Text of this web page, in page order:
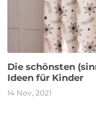
Die schönsten
Ideen für Kinder
14 Nov, 2021